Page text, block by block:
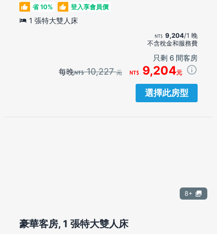
省 10% 登入享會員價
1 張特大雙人床
9,204/1 晚
不含稅金和服務費
只剩 6 間客房
每晚 10,227元 9,204元
選擇此房型
8+
豪華客房, 1 張特大雙人床